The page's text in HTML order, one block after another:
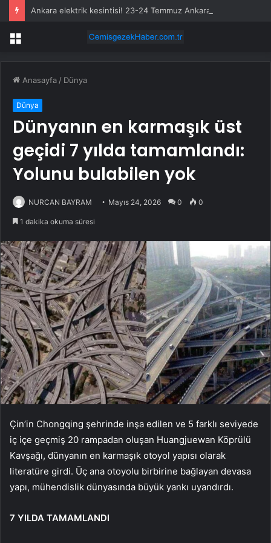
Menü
Anasayfa / Dünya
Dünya
Dünyanın en karmaşık üst
geçidi 7 yılda tamamlandı:
Yolunu bulabilen yok
NURCAN BAYRAM Mayıs 24, 2026 0 0
1 dakika okuma süresi
Çin’in Chongqing şehrinde inşa edilen ve 5 farklı seviyede
iç içe geçmiş 20 rampadan oluşan Huangjuewan Köprülü
Kavşağı, dünyanın en karmaşık otoyol yapısı olarak
literatüre girdi. Üç ana otoyolu birbirine bağlayan devasa
yapı, mühendislik dünyasında büyük yankı uyandırdı.
7 YILDA TAMAMLANDI